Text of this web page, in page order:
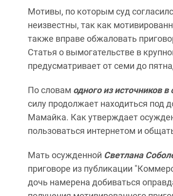
Мотивы, по которым суд
неизвестны, так как
также вправе обжаловать
Статья о вымогательстве в
предусматривает от семи до
По словам одного из источников в
силу продолжает находиться
Мамайка. Как утверждает
пользоваться интернетом и
Мать осужденной Светлана
приговоре из публикации
дочь намерена добиваться